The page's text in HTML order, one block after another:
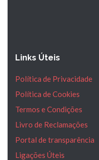
Links Úteis
Política de Privacidade
Política de Cookies
Termos e Condições
Livro de Reclamações
Portal de transparência
Ligações Úteis